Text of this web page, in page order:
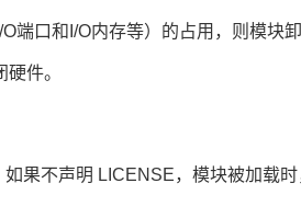
端口和I/O内存等）的占用，则模块
件。
果不声明 LICENSE，模块被加载